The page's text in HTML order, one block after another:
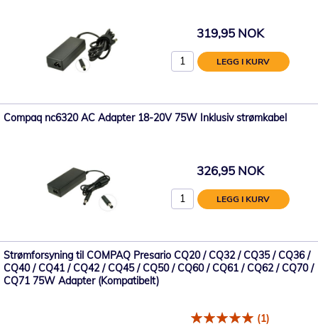
319,95 NOK
LEGG I KURV
Compaq nc6320 AC Adapter 18-20V 75W Inklusiv strømkabel
326,95 NOK
LEGG I KURV
Strømforsyning til COMPAQ Presario CQ20 / CQ32 / CQ35 / CQ36 /
CQ40 / CQ41 / CQ42 / CQ45 / CQ50 / CQ60 / CQ61 / CQ62 / CQ70 /
CQ71 75W Adapter (Kompatibelt)
(1)